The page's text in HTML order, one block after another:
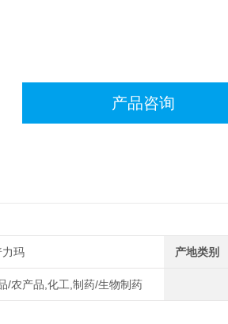
产品咨询
力玛 产地类别
/农产品,化工,制药/生物制药